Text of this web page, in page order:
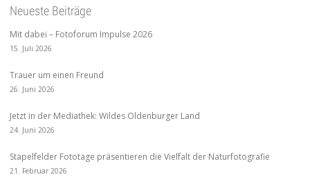
Neueste Beiträge
Mit dabei – Fotoforum Impulse 2026
15. Juli 2026
Trauer um einen Freund
26. Juni 2026
Jetzt in der Mediathek: Wildes Oldenburger Land
24. Juni 2026
Stapelfelder Fototage präsentieren die Vielfalt der Naturfotografie
21. Februar 2026